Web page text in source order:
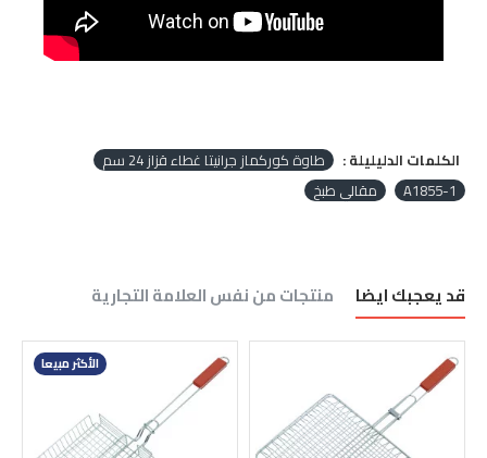
الكلمات الدليليلة :
طاوة كوركماز جرانيتا غطاء قزاز 24 سم
A1855-1
مقالي طبخ
قد يعجبك ايضا منتجات من نفس العلامة التجارية
الأكثر مبيعا